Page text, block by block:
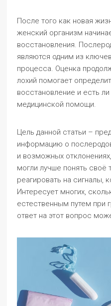
После того как новая
женский организм
восстановления.
являются одним из
процесса. Оценка
лохий помогает
восстановление и есть
медицинской помощи.
Цель данной статьи –
информацию о
и возможных
могли лучше понять своё
реагировать на сигналы,
Интересует многих,
естественным путем при
ответ на этот вопрос